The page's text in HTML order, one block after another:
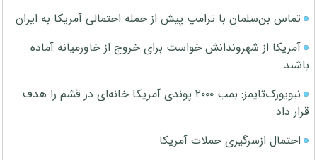
تماس بن‌سلمان با ترامپ پیش از حمله احتمالی آمریکا به ایران
آمریکا از شهروندانش خواست برای خروج از خاورمیانه آماده
باشند
نیویورک‌تایمز: بمب ۲۰۰۰ پوندی آمریکا خانه‌ای در قشم را هدف
قرار داد
احتمال ازسرگیری حملات آمریکا